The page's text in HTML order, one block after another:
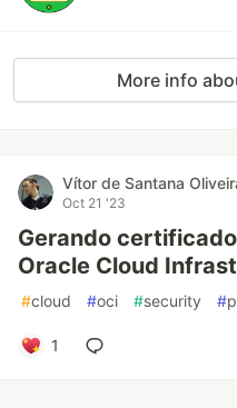
More info
Vítor de Santana
Oct 21 '23
Gerando
Oracle Cloud
#cloud #oci #security #
1